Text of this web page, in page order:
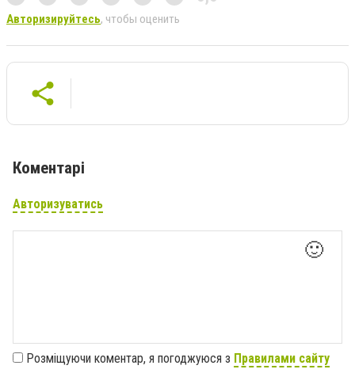
Авторизируйтесь, чтобы оценить
Коментарі
Авторизуватись
🙂
Розміщуючи коментар, я погоджуюся з Правилами сайту